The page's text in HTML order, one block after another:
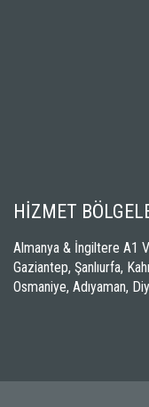
HİZMET
Almanya & İngiltere A1
Gaziantep, Şanlıurfa,
Osmaniye, Adıyaman,